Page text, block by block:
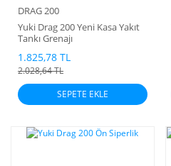
DRAG 200
Yuki Drag 200 Yeni Kasa Yakıt
Tankı Grenajı
1.825,78 TL
2.028,64 TL
SEPETE EKLE